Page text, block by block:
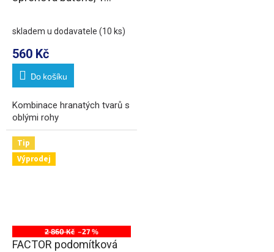
skladem u dodavatele (10 ks)
560 Kč
Do košíku
Kombinace hranatých tvarů s
oblými rohy
Tip
Výprodej
2 860 Kč –27 %
FACTOR podomítková